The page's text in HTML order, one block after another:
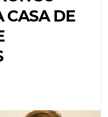
CASA DE